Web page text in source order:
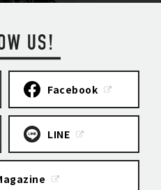
Facebook
LINE